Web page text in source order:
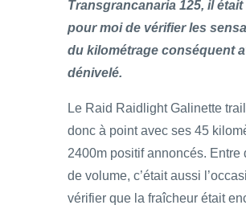
Transgrancanaria 125, il était
pour moi de vérifier les
du kilométrage conséquent
dénivelé.
Le Raid Raidlight Galinette
donc à point avec ses 45
2400m positif annoncés. Entre
de volume, c’était aussi
vérifier que la fraîcheur était